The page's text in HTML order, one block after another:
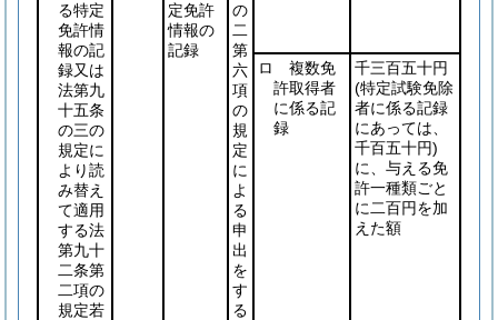
る特定
免許情
報の記
録又は
法第九
十五条
の三の
規定に
より読
み替え
て適用
する法
第九十
二条第
二項の
規定若
定免許
情報の
記録
の
二
第
六
項
の
規
定
に
よ
る
申
出
を
す
る
ロ 複数免
許取得者
に係る記
録
千三百五十円
(特定試験免除
者に係る記録
にあっては、
千百五十円)
に、与える免
許一種類ごと
に二百円を加
えた額